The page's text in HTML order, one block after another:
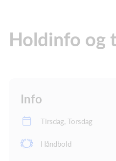
Holdinfo og
Info
Tirsdag, Torsdag
Håndbold